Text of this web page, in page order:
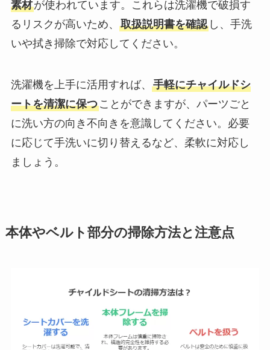
素材が使われています。これらは洗濯機で破損す
るリスクが高いため、 取扱説明書を確認し、手洗
いや拭き掃除で対応してください。
洗濯機を上手に活用すれば、 手軽にチャイルドシ
ートを清潔に保つことができますが、パーツごと
に洗い方の向き不向きを意識してください。必要
に応じて手洗いに切り替えるなど、柔軟に対応し
ましょう。
本体やベルト部分の掃除方法と注意点